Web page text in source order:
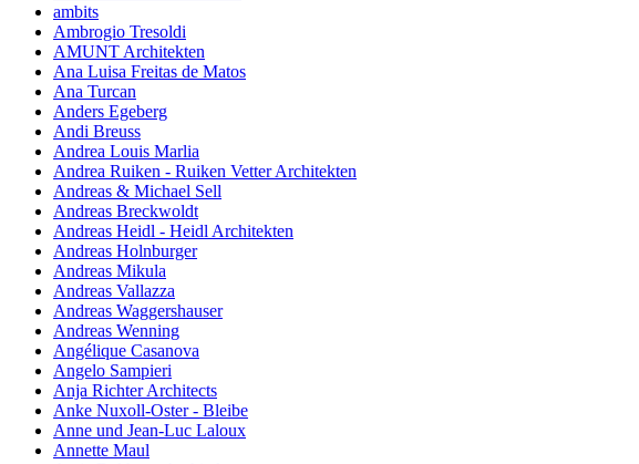
ambits
Ambrogio Tresoldi
AMUNT Architekten
Ana Luisa Freitas de Matos
Ana Turcan
Anders Egeberg
Andi Breuss
Andrea Louis Marlia
Andrea Ruiken - Ruiken Vetter Architekten
Andreas & Michael Sell
Andreas Breckwoldt
Andreas Heidl - Heidl Architekten
Andreas Holnburger
Andreas Mikula
Andreas Vallazza
Andreas Waggershauser
Andreas Wenning
Angélique Casanova
Angelo Sampieri
Anja Richter Architects
Anke Nuxoll-Oster - Bleibe
Anne und Jean-Luc Laloux
Annette Maul